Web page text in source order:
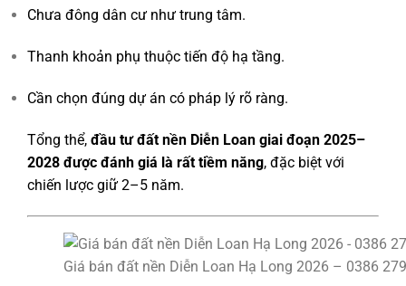
Chưa đông dân cư như trung tâm.
Thanh khoản phụ thuộc tiến độ hạ tầng.
Cần chọn đúng dự án có pháp lý rõ ràng.
Tổng thể, đầu tư đất nền Diễn Loan giai đoạn 2025–
2028 được đánh giá là rất tiềm năng, đặc biệt với
chiến lược giữ 2–5 năm.
Giá bán đất nền Diễn Loan Hạ Long 2026 – 0386